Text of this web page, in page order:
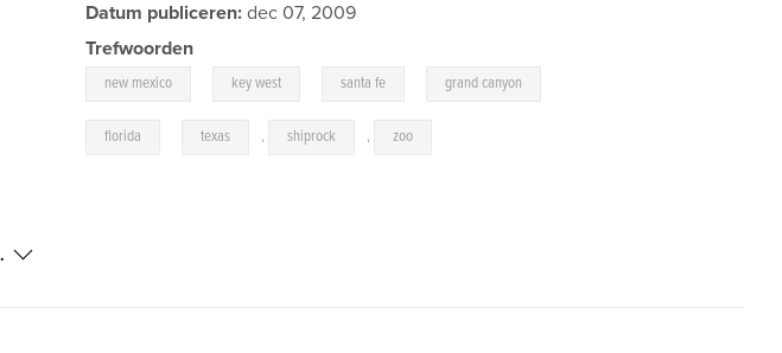
Datum publiceren: dec 07, 2009
Trefwoorden
new mexico key west santa fe grand canyon
florida texas , shiprock , zoo